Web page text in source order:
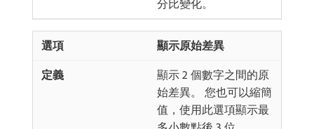
分比變化。
顯示原始差異
顯示 2 個數字之間的原
始差異。 您也可以縮簡
值，使用此選項顯示最